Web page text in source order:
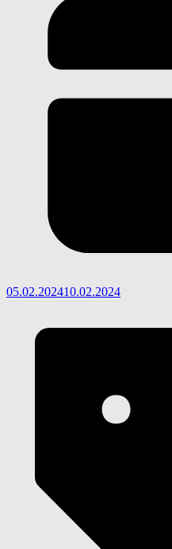
05.02.202410.02.2024